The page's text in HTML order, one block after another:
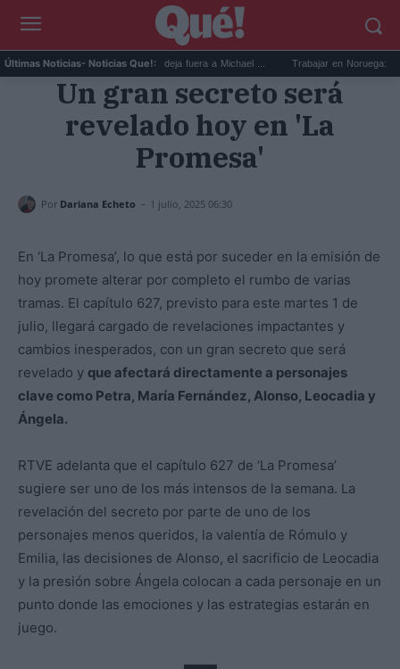
Últimas Noticias- Noticias Que!:
Devin Booker mejor quinteto: deja fuera a Michael ... Trabajar en Noruega: 13.000
Un gran secreto será
revelado hoy en 'La
Promesa'
Por Dariana Echeto - 1 julio, 2025 06:30
En ‘La Promesa’, lo que está por suceder en la emisión de
hoy promete alterar por completo el rumbo de varias
tramas. El capítulo 627, previsto para este martes 1 de
julio, llegará cargado de revelaciones impactantes y
cambios inesperados, con un gran secreto que será
revelado y que afectará directamente a personajes
clave como Petra, María Fernández, Alonso, Leocadia y
Ángela.
RTVE adelanta que el capítulo 627 de ‘La Promesa’
sugiere ser uno de los más intensos de la semana. La
revelación del secreto por parte de uno de los
personajes menos queridos, la valentía de Rómulo y
Emilia, las decisiones de Alonso, el sacrificio de Leocadia
y la presión sobre Ángela colocan a cada personaje en un
punto donde las emociones y las estrategias estarán en
juego.